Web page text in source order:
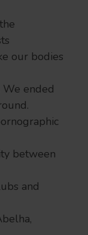
our bodies
We ended
between
and